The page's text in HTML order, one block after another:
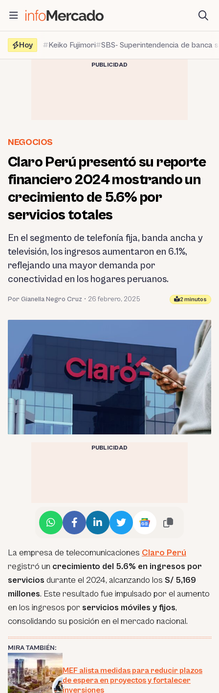
contenido
Hoy
Keiko Fujimori SBS- Superintendencia de banca
PUBLICIDAD
NEGOCIOS
Claro Perú presentó su reporte
financiero 2024 mostrando un
crecimiento de 5.6% por
servicios totales
En el segmento de telefonía fija, banda ancha y
televisión, los ingresos aumentaron en 6.1%,
reflejando una mayor demanda por
conectividad en los hogares peruanos.
Por Gianella Negro Cruz • 26 febrero, 2025 2 minutos
PUBLICIDAD
La empresa de telecomunicaciones Claro Perú
registró un crecimiento del 5.6% en ingresos por
servicios durante el 2024, alcanzando los S/ 5,169
millones. Este resultado fue impulsado por el aumento
en los ingresos por servicios móviles y fijos,
consolidando su posición en el mercado nacional.
MIRA TAMBIÉN:
MEF alista medidas para reducir plazos
de espera en proyectos y fortalecer
inversiones